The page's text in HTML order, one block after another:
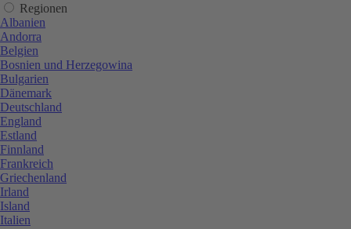
Regionen
Albanien
Andorra
Belgien
Bosnien und Herzegowina
Bulgarien
Dänemark
Deutschland
England
Estland
Finnland
Frankreich
Griechenland
Irland
Island
Italien